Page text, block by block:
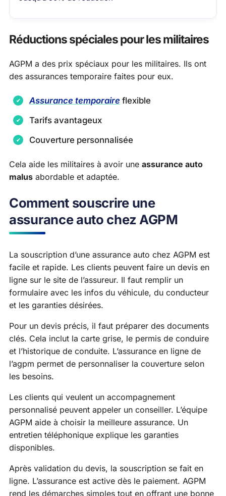
Réductions spéciales pour les militaires
AGPM a des prix spéciaux pour les militaires. Ils ont
des assurances temporaire faites pour eux.
Assurance temporaire flexible
Tarifs avantageux
Couverture personnalisée
Cela aide les militaires à avoir une assurance auto
malus abordable et adaptée.
Comment souscrire une
assurance auto chez AGPM
La souscription d’une assurance auto chez AGPM est
facile et rapide. Les clients peuvent faire un devis en
ligne sur le site de l’assureur. Il faut remplir un
formulaire avec les infos du véhicule, du conducteur
et les garanties désirées.
Pour un devis précis, il faut préparer des documents
clés. Cela inclut la carte grise, le permis de conduire
et l’historique de conduite. L’assurance en ligne de
l’agpm permet de personnaliser la couverture selon
les besoins.
Les clients qui veulent un accompagnement
personnalisé peuvent appeler un conseiller. L’équipe
AGPM aide à choisir la meilleure assurance. Un
entretien téléphonique explique les garanties
disponibles.
Après validation du devis, la souscription se fait en
ligne. L’assurance est active dès le paiement. AGPM
rend les démarches simples tout en offrant une bonne